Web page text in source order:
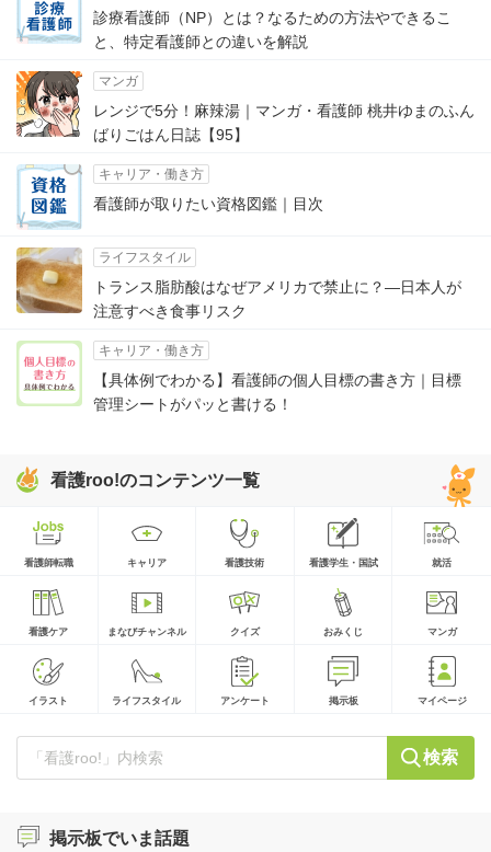
診療看護師（NP）とは？なるための方法やできるこ
と、特定看護師との違いを解説
マンガ
レンジで5分！麻辣湯｜マンガ・看護師 桃井ゆまのふん
ばりごはん日誌【95】
キャリア・働き方
看護師が取りたい資格図鑑｜目次
ライフスタイル
トランス脂肪酸はなぜアメリカで禁止に？―日本人が
注意すべき食事リスク
キャリア・働き方
【具体例でわかる】看護師の個人目標の書き方｜目標
管理シートがパッと書ける！
看護roo!のコンテンツ一覧
看護師転職 キャリア 看護技術 看護学生・国試 就活
看護ケア まなびチャンネル クイズ おみくじ マンガ
イラスト ライフスタイル アンケート 掲示板 マイページ
検索
掲示板でいま話題